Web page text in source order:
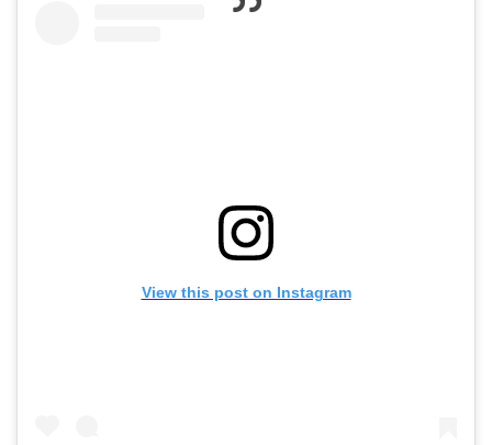
View this post on Instagram